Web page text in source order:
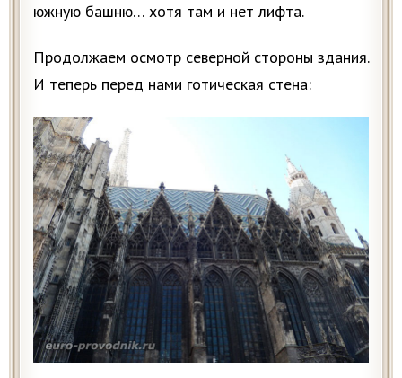
южную башню… хотя там и нет лифта.
Продолжаем осмотр северной стороны здания.
И теперь перед нами готическая стена: